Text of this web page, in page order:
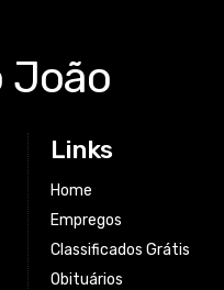
João
Links
Home
Empregos
Classificados Grátis
Obituários